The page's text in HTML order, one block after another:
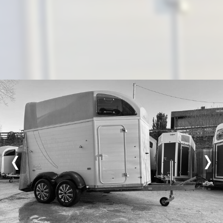
Previous